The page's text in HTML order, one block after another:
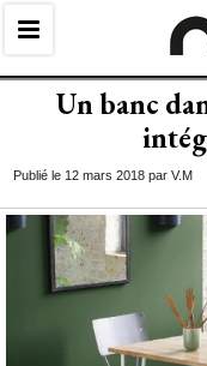
Un banc
Publié le 12 mars 2018 par V.M